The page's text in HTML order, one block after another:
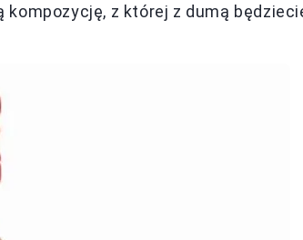
kompozycję, z której z dumą